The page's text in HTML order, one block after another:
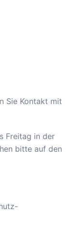
Sie Kontakt mit
Freitag in der
bitte auf den